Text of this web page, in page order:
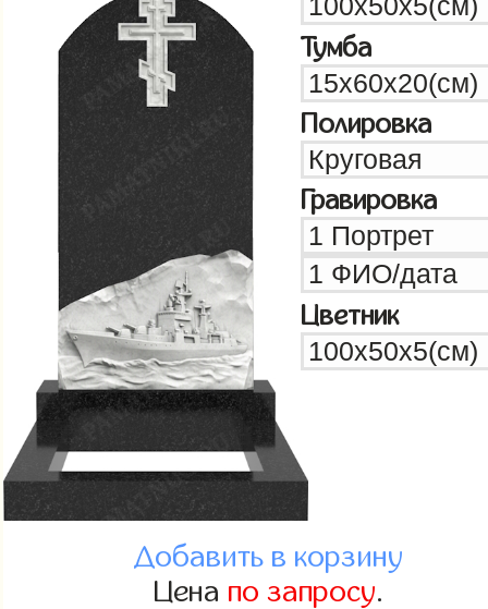
Тумба
Полировка
Гравировка
Цветник
Добавить в корзину
Цена по запросу.